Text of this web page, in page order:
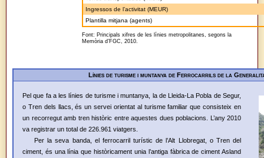
Ingressos de l’activitat (MEUR)
Plantilla mitjana (agents)
Font: Principals xifres de les línies metropolitanes, segons la
Memòria d’FGC, 2010.
Línies de turisme i muntanya de Ferrocarrils de la
Pel que fa a les línies de turisme i muntanya, la de Lleida-La Pobla de Segur,
o Tren dels llacs, és un servei orientat al turisme familiar que consisteix en
un recorregut amb tren històric entre aquestes dues poblacions. L’any 2010
va registrar un total de 226.961 viatgers.
Per la seva banda, el ferrocarril turístic de l’Alt Llobregat, o Tren del
ciment, és una línia que històricament unia l’antiga fàbrica de ciment Asland